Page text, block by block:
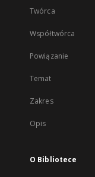
Twórca
Współtwórca
Powiązanie
Temat
Zakres
Opis
O Bibliotece